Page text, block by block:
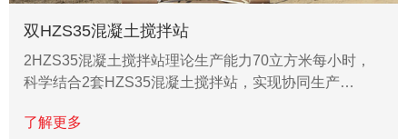
双HZS35混凝土搅拌站
2HZS35混凝土搅拌站理论生产能力70立方米每小时，
科学结合2套HZS35混凝土搅拌站，实现协同生产…
了解更多